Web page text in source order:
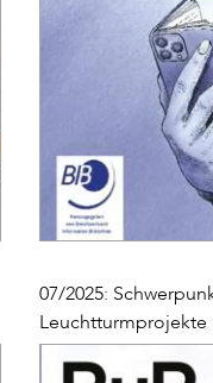
07/2025:
Leuchtturmprojekte